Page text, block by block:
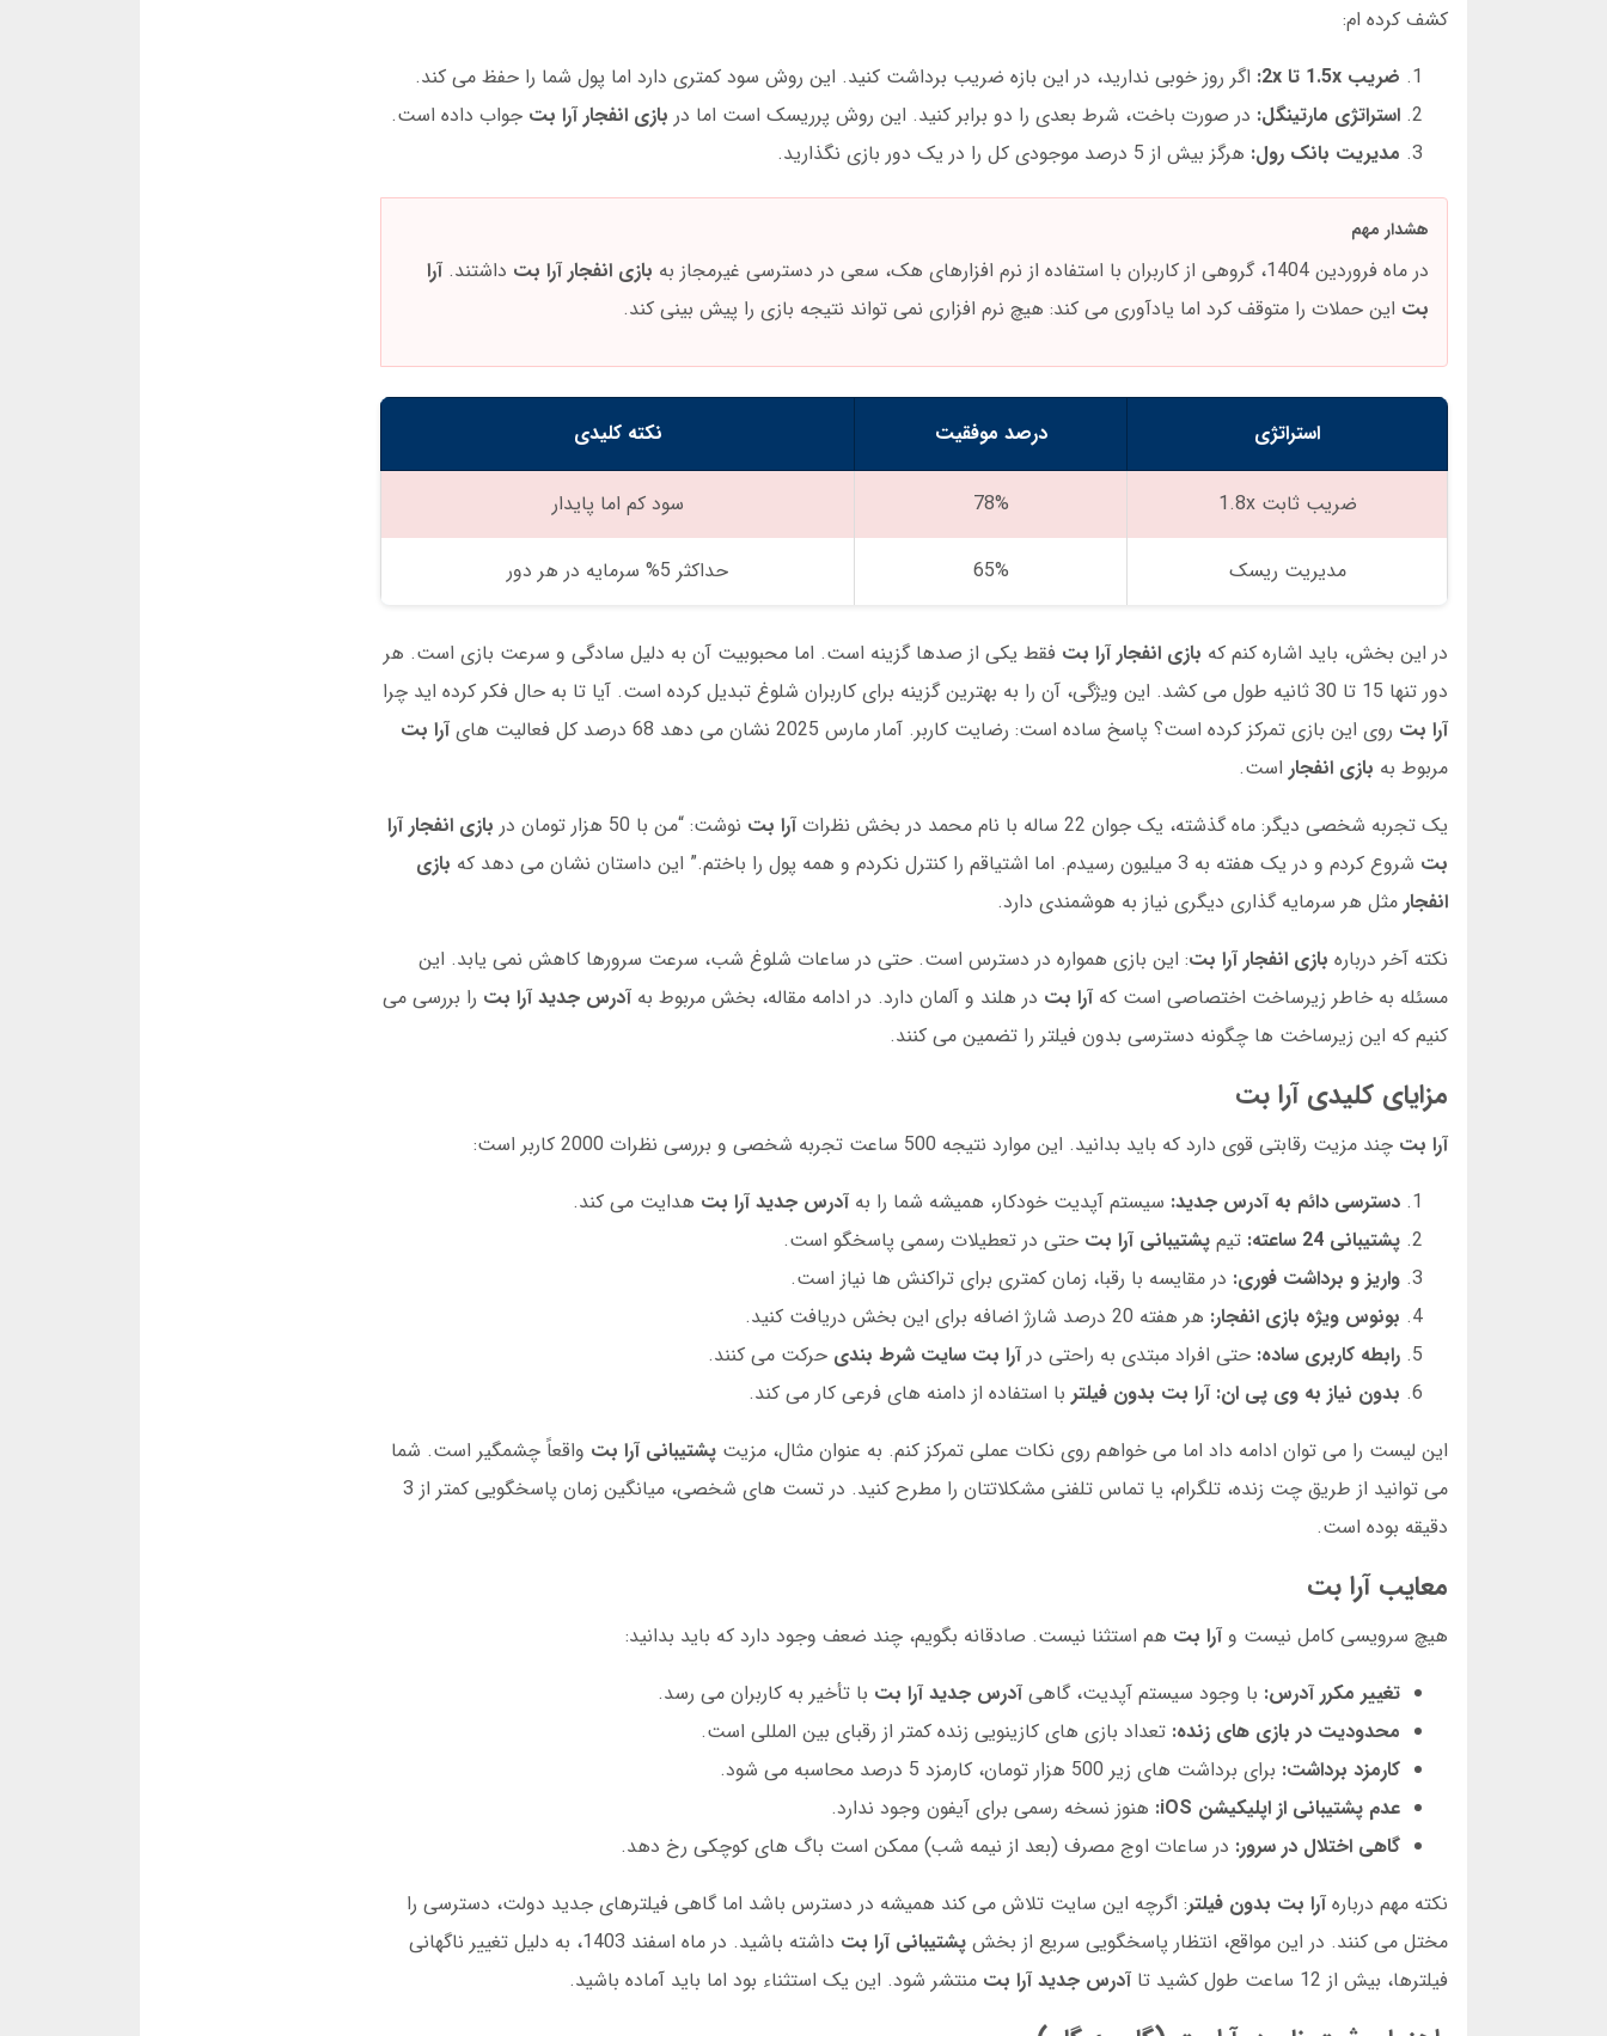
کشف کرده ام:
ضریب 1.5x تا 2x:
اگر روز خوبی ندارید، در این بازه ضریب برداشت کنید. این روش سود کمتری دارد اما پول شما را حفظ می کند.
استراتژی مارتینگل: در صورت باخت، شرط بعدی را دو برابر کنید. این روش پرریسک است اما در بازی انفجار آرا بت جواب داده است.
مدیریت بانک رول: هرگز بیش از 5 درصد موجودی کل را در یک دور بازی نگذارید.
هشدار مهم
در ماه فروردین 1404، گروهی از کاربران با استفاده از نرم افزارهای هک، سعی در دسترسی غیرمجاز به بازی انفجار آرا بت داشتند. آرا
بت این حملات را متوقف کرد اما یادآوری می کند: هیچ نرم افزاری نمی تواند نتیجه بازی را پیش بینی کند.
استراتژی درصد موفقیت نکته کلیدی
ضریب ثابت 1.8x 78% سود کم اما پایدار
مدیریت ریسک 65% حداکثر 5% سرمایه در هر دور
در این بخش، باید اشاره کنم که بازی انفجار آرا بت فقط یکی از صدها گزینه است. اما محبوبیت آن به دلیل سادگی و سرعت بازی است. هر
دور تنها 15 تا 30 ثانیه طول می کشد. این ویژگی، آن را به بهترین گزینه برای کاربران شلوغ تبدیل کرده است. آیا تا به حال فکر کرده اید چرا
آرا بت روی این بازی تمرکز کرده است؟ پاسخ ساده است: رضایت کاربر. آمار مارس 2025 نشان می دهد 68 درصد کل فعالیت های
آرا بت
مربوط به بازی انفجار است.
یک تجربه شخصی دیگر: ماه گذشته، یک جوان 22 ساله با نام محمد در بخش نظرات
آرا بت نوشت: “من با 50 هزار تومان در
بازی انفجار آرا
بت شروع کردم و در یک هفته به 3 میلیون رسیدم. اما اشتیاقم را کنترل نکردم و همه پول را باختم.” این داستان نشان می دهد که
بازی
انفجار مثل هر سرمایه گذاری دیگری نیاز به هوشمندی دارد.
نکته آخر درباره بازی انفجار آرا بت: این بازی همواره در دسترس است. حتی در ساعات شلوغ شب، سرعت سرورها کاهش نمی یابد. این
مسئله به خاطر زیرساخت اختصاصی است که آرا بت در هلند و آلمان دارد. در ادامه مقاله، بخش مربوط به آدرس جدید آرا بت را بررسی می
کنیم که این زیرساخت ها چگونه دسترسی بدون فیلتر را تضمین می کنند.
مزایای کلیدی آرا بت
آرا بت چند مزیت رقابتی قوی دارد که باید بدانید. این موارد نتیجه 500 ساعت تجربه شخصی و بررسی نظرات 2000 کاربر است:
دسترسی دائم به آدرس جدید: سیستم آپدیت خودکار، همیشه شما را به آدرس جدید آرا بت هدایت می کند.
پشتیبانی 24 ساعته:
تیم پشتیبانی آرا بت حتی در تعطیلات رسمی پاسخگو است.
واریز و برداشت فوری: در مقایسه با رقبا، زمان کمتری برای تراکنش ها نیاز است.
بونوس ویژه بازی انفجار: هر هفته 20 درصد شارژ اضافه برای این بخش دریافت کنید.
رابطه کاربری ساده: حتی افراد مبتدی به راحتی در آرا بت سایت شرط بندی حرکت می کنند.
بدون نیاز به وی پی ان: آرا بت بدون فیلتر با استفاده از دامنه های فرعی کار می کند.
این لیست را می توان ادامه داد اما می خواهم روی نکات عملی تمرکز کنم. به عنوان مثال، مزیت پشتیبانی آرا بت واقعاً چشمگیر است. شما
می توانید از طریق چت زنده، تلگرام، یا تماس تلفنی مشکلاتتان را مطرح کنید. در تست های شخصی، میانگین زمان پاسخگویی کمتر از 3
دقیقه بوده است.
معایب آرا بت
هیچ سرویسی کامل نیست و آرا بت هم استثنا نیست. صادقانه بگویم، چند ضعف وجود دارد که باید بدانید:
تغییر مکرر آدرس: با وجود سیستم آپدیت، گاهی آدرس جدید آرا بت با تأخیر به کاربران می رسد.
محدودیت در بازی های زنده: تعداد بازی های کازینویی زنده کمتر از رقبای بین المللی است.
کارمزد برداشت: برای برداشت های زیر 500 هزار تومان، کارمزد 5 درصد محاسبه می شود.
عدم پشتیبانی از اپلیکیشن iOS:
هنوز نسخه رسمی برای آیفون وجود ندارد.
گاهی اختلال در سرور: در ساعات اوج مصرف (بعد از نیمه شب) ممکن است باگ های کوچکی رخ دهد.
نکته مهم درباره آرا بت بدون فیلتر: اگرچه این سایت تلاش می کند همیشه در دسترس باشد اما گاهی فیلترهای جدید دولت، دسترسی را
مختل می کنند. در این مواقع، انتظار پاسخگویی سریع از بخش پشتیبانی آرا بت
داشته باشید. در ماه اسفند 1403، به دلیل تغییر ناگهانی
فیلترها، بیش از 12 ساعت طول کشید تا
آدرس جدید آرا بت منتشر شود. این یک استثناء بود اما باید آماده باشید.